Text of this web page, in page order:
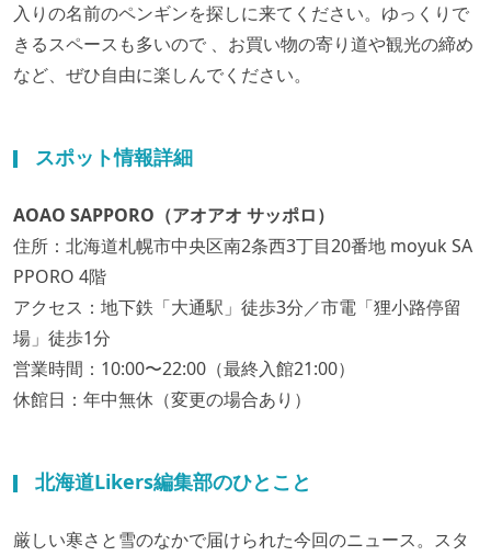
入りの名前のペンギンを探しに来てください。ゆっくりで
きるスペースも多いので 、お買い物の寄り道や観光の締め
など、ぜひ自由に楽しんでください。
スポット情報詳細
AOAO SAPPORO（アオアオ サッポロ）
住所：北海道札幌市中央区南2条西3丁目20番地 moyuk SA
PPORO 4階
アクセス：地下鉄「大通駅」徒歩3分／市電「狸小路停留
場」徒歩1分
営業時間：10:00〜22:00（最終入館21:00）
休館日：年中無休（変更の場合あり）
北海道Likers編集部のひとこと
厳しい寒さと雪のなかで届けられた今回のニュース。スタ